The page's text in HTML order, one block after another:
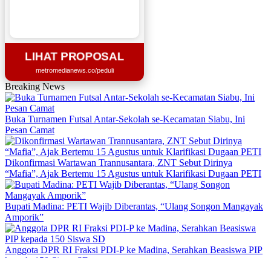
LIHAT PROPOSAL
metromedianews.co/peduli
Breaking News
Buka Turnamen Futsal Antar-Sekolah se-Kecamatan Siabu, Ini
Pesan Camat
Dikonfirmasi Wartawan Trannusantara, ZNT Sebut Dirinya
“Mafia”, Ajak Bertemu 15 Agustus untuk Klarifikasi Dugaan PETI
Bupati Madina: PETI Wajib Diberantas, “Ulang Songon Mangayak
Amporik”
Anggota DPR RI Fraksi PDI-P ke Madina, Serahkan Beasiswa PIP